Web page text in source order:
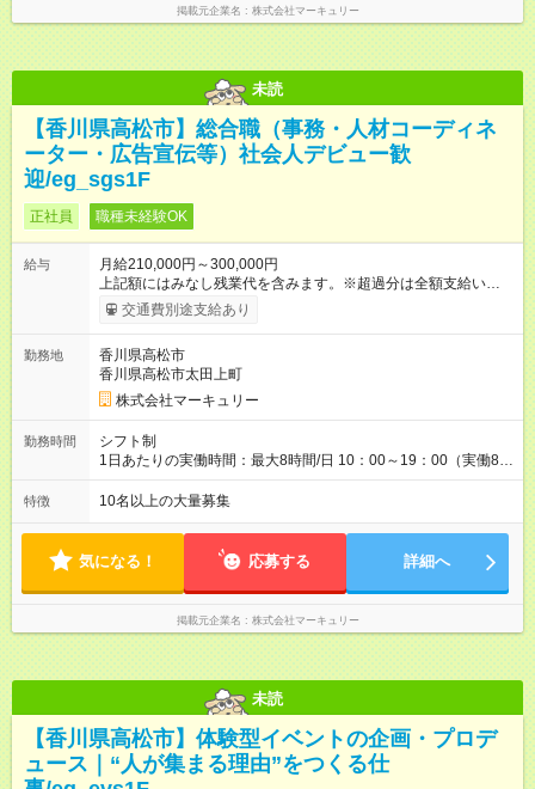
掲載元企業名 株式会社マーキュリー
未読
【香川県高松市】総合職（事務・人材コーディネ
ーター・広告宣伝等）社会人デビュー歓
迎/eg_sgs1F
正社員 職種未経験OK
給与
月給210,000円～300,000円
上記額にはみなし残業代を含みます。※超過分は全額支給いたし
ます。 みなし残業代 14,616円／月 みなし残業時間 10時間／月
※能力やスキルを考慮の上、当社規程により決定します。 ーー
に1回の「年次昇給」があり、仕事での成果にあわせて昇給しま
す。特に頑張っている人は、上長の裁量でさらにプラスの昇給
となることも。努力や成長が収入につながる環境です。 【試用
期間】試用期間あり 試用期間の長さ：3ヶ月 雇用形態、給与は
本採用時と同じです。
交通費別途支給あり
勤務地
香川県高松市
香川県高松市太田上町
株式会社マーキュリー
勤務時間
シフト制
1日あたりの実働時間：最大8時間/日 10：00～19：00（実働8時
間） ※勤務地により異なります。
特徴 10名以上の大量募集
気になる！ 応募する 詳細へ
掲載元企業名 株式会社マーキュリー
未読
【香川県高松市】体験型イベントの企画・プロデ
ュース｜“人が集まる理由”をつくる仕